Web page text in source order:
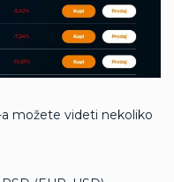
možete videti nekoliko